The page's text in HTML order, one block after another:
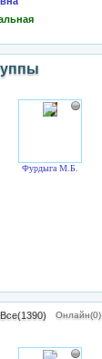
Фурдыга М.Б.
Все(1390) Онлайн(0)